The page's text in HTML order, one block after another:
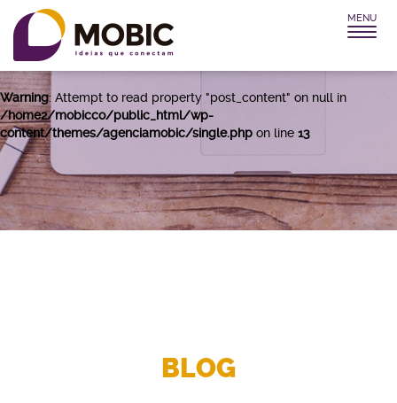
MENU
Warning
: Attempt to read property "post_title" on null in
/home2/mobicco/public_html/wp-
content/themes/agenciamobic/single.php
Warning: Attempt to read property "post_content" on null in
/home2/mobicco/public_html/wp-
content/themes/agenciamobic/single.php on line 13
BLOG